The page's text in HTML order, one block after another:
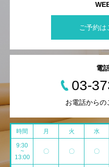
ご予約は
電
03-
お電話からの
時間 月 火 水
9:30
~
13:00
〇 〇 〇